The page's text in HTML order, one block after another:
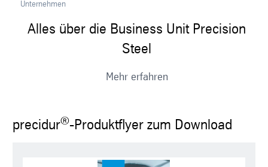
Unternehmen
Alles über die Business Unit Precision
Steel
Mehr erfahren
precidur®-Produktflyer zum Download